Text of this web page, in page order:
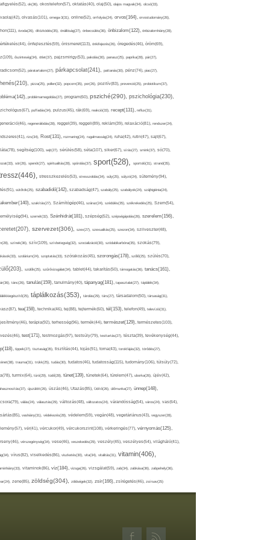
ok(36), okostelefon(57), oktatás(40), olaj(50), olajos magvak(34), olcsó(33),
olvasás(101), omega-3(31), online(52), orrfolyás(24), orvos(164), orvostudomány(26),
óvoda(26), öltözködés(35), önállóság(27), önbecsülés(36), önbizalom(122), önbizalomhiány(28),
önfejlesztés(59), önismeret(113), önkifejezés(26), öregedés(46), öröm(69),
őszinteség(34), ötlet(37), pajzsmirigy(53), pakolás(30), panasz(25), paprika(28), pár(27),
páratartalom(27), párkapcsolat(241), pattanás(30), pénz(74), piac(27),
pizza(25), pollen(32), popcorn(35), por(26), pozitív(83), prevenció(25), probiotikum(37),
problémamegoldás(27), program(60), psziché(290), pszichológia(230),
puffadás(34), pulzus(45), rák(69), reakció(33), recept(131), reflux(31),
regenerálódás(28), reggel(39), reggeli(89), reklám(39), relaxáció(81), rendszer(24),
rizs(34), Rost(131), rozmaring(24), rugalmasság(24), ruha(42), rutin(47), sajt(67),
segítség(100), sejt(27), sérülés(58), séta(107), siker(67), sírás(27), smink(37), só(70),
sör(26), spenót(27), spiritualitás(28), spórolás(37), sport(528), sportoló(31), strand(35),
stresszkezelés(53), stresszoldás(34), súly(25), súlyzó(24), sütemény(94),
sütőtök(25), szabadidő(142), szabadság(47), szabály(25), szabályok(24), szájhigiénia(24),
szakítás(27), Számítógép(46), száraz(24), szédülés(35), székrekedés(25), Szem(54),
szemét(32), Szénhidrát(181), szépség(52), szépségápolás(26), szerelem(156),
szervezet(306), szex(27), szexualitás(25), szezon(34), szilveszter(48),
színek(36), szív(109), szívbetegség(32), szocializáció(30), szódabikarbóna(35), szokás(79),
szolárium(24), szoptatás(33), szórakozás(45), szorongás(178), szőlő(25), szülés(70),
szülők(25), szűrővizsgálat(34), tablet(44), takarítás(50), támogatás(36), tanács(161),
tánc(26), tanulás(159), tanulmány(40), tápanyag(181), tapasztalat(27), táplálék(34),
táplálkozás(353), tárolás(29), társ(27), társadalom(50), társaság(31),
tea(158), technika(46), tej(88), tejtermék(60), tél(153), telefon(49), televízió(31),
terápia(92), terhesség(96), termék(44), természet(129), természetes(103),
test(171), testmozgás(97), testsúly(79), testtartás(27), tészta(39), tevékenység(44),
tippek(27), tisztaság(35), tisztítás(44), tojás(91), torna(43), torokfájás(32), törődés(27),
trauma(31), trükk(25), tudás(30), tudatos(46), tudatosság(115), tudomány(106), túlsúly(72),
turmix(64), túró(29), tüdő(28), tünet(139), tünetek(64), türelem(47), uborka(26), újév(42),
újszülött(26), úszás(46), Utazás(85), Üdítő(26), ülőmunka(27), ünnep(148),
válás(24), választás(29), változás(48), változatos(24), várandósság(54), város(24), vas(64),
vashiány(31), védekezés(28), védelem(59), vegán(48), vegetáriánus(43), vegyszer(28),
vér(41), vércukor(49), vércukorszint(108), vérkeringés(77), vérnyomás(125),
vérszegénység(34), vese(46), veszekedés(29), veszély(45), veszélyes(54), világháló(41),
vírus(82), viselkedés(86), viszketés(30), vita(34), vitalitás(31), vitamin(406),
vitaminok(86), víz(184), vizsga(26), vizsgálat(59), zab(34), zabkása(36), zabpehely(36),
zene(85), zöldség(304), zöldségek(32), zsír(166), zsírégetés(46), zsírsav(25)